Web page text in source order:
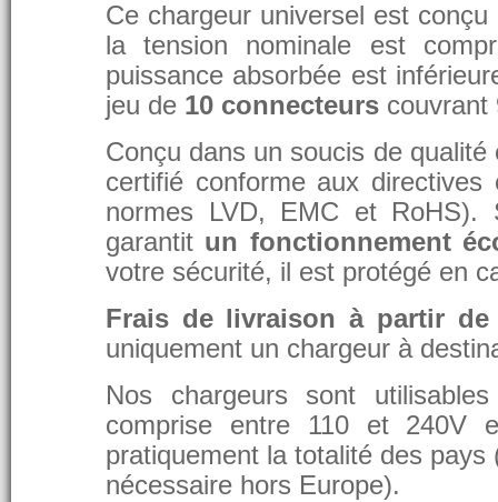
Ce chargeur universel est
la tension nominale est
puissance absorbée est
jeu de 10 connecteurs couvrant
Conçu dans un soucis de
certifié conforme aux
normes LVD, EMC et RoHS).
garantit un fonctionnement
votre sécurité, il est protégé en
Frais de livraison à partir de
uniquement un chargeur à
Nos chargeurs sont
comprise entre 110 et 240V
pratiquement la totalité des
nécessaire hors Europe).